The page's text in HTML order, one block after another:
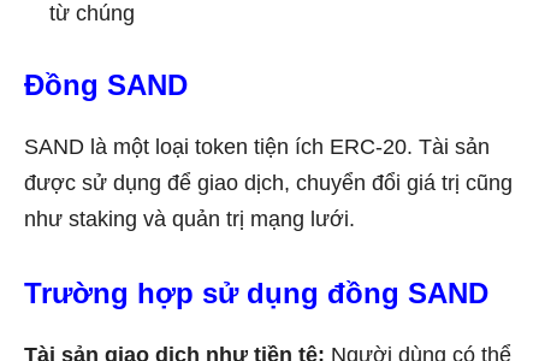
từ chúng
Đồng SAND
SAND là một loại token tiện ích ERC-20. Tài sản
được sử dụng để giao dịch, chuyển đổi giá trị cũng
như staking và quản trị mạng lưới.
Trường hợp sử dụng đồng SAND
Tài sản giao dịch như tiền tệ: Người dùng có thể